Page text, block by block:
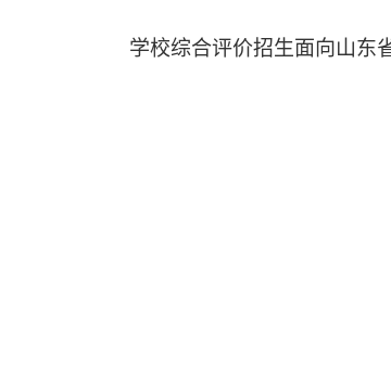
学校综合评价招生面向山东